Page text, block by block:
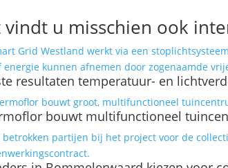
vindt u misschien ook
resultaten temperatuur- en
bouwt multifunctioneel